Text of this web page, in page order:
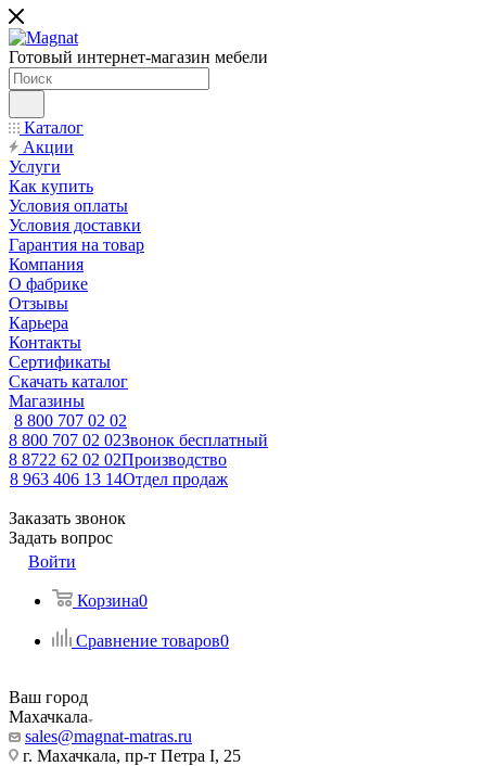
Готовый интернет-магазин мебели
Каталог
Акции
Услуги
Как купить
Условия оплаты
Условия доставки
Гарантия на товар
Компания
О фабрике
Отзывы
Карьера
Контакты
Сертификаты
Скачать каталог
Магазины
8 800 707 02 02
8 800 707 02 02Звонок бесплатный
8 8722 62 02 02Производство
8 963 406 13 14Отдел продаж
Заказать звонок
Задать вопрос
Войти
Корзина0
Сравнение товаров0
Ваш город
Махачкала
sales@magnat-matras.ru
г. Махачкала, пр-т Петра I, 25